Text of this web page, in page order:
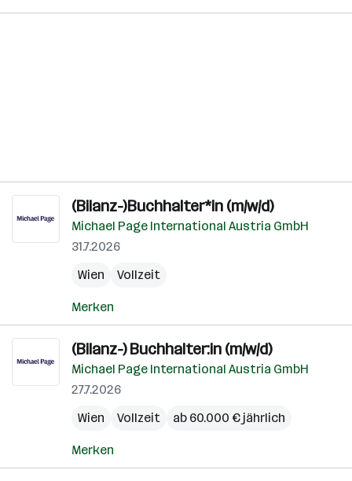
(Bilanz-)Buchhalter*in (m/w/d)
Michael Page International Austria GmbH
31.7.2026
Wien
Vollzeit
Merken
(Bilanz-) Buchhalter:in (m/w/d)
Michael Page International Austria GmbH
27.7.2026
Wien
Vollzeit ab 60.000 € jährlich
Merken